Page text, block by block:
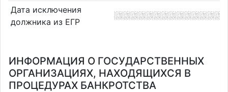
Дата исключения
должника из ЕГР
ИНФОРМАЦИЯ О ГОСУДАРСТВЕННЫХ
ОРГАНИЗАЦИЯХ, НАХОДЯЩИХСЯ В
ПРОЦЕДУРАХ БАНКРОТСТВА